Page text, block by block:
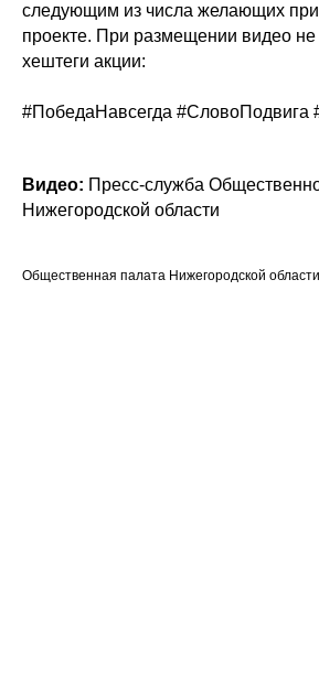
следующим из числа желающих
проекте. При размещении видео не
хештеги акции:
#ПобедаНавсегда
Видео: Пресс-служба
Нижегородской области
Общественная палата Нижегородской области